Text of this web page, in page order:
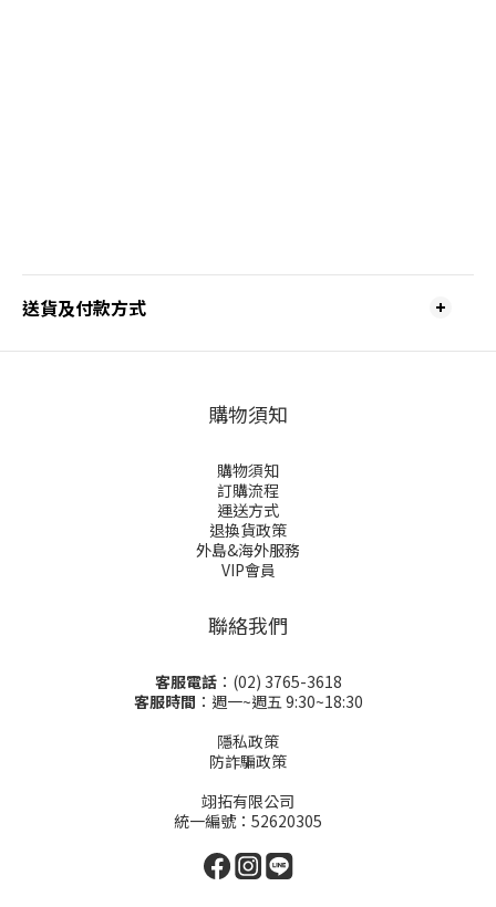
送貨及付款方式
購物須知
購物須知
訂購流程
運送方式
退換貨政策
外島&海外服務
VIP會員
聯絡我們
客服電話：(02) 3765-3618
客服時間 ：週一~週五 9:30~18:30
隱私政策
防詐騙政策
翊拓有限公司
統一編號：52620305